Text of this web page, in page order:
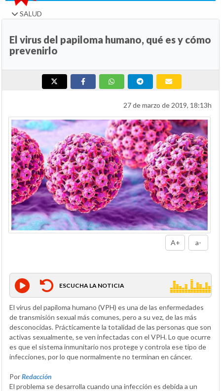
SALUD
El virus del papiloma humano, qué es y cómo
prevenirlo
27 de marzo de 2019, 18:13h
A+ a-
ESCUCHA LA NOTICIA
El virus del papiloma humano (VPH) es una de las enfermedades
de transmisión sexual más comunes, pero a su vez, de las más
desconocidas. Prácticamente la totalidad de las personas que son
activas sexualmente, se ven infectadas con el VPH. Lo que ocurre
es que el sistema inmunitario nos protege y controla ese tipo de
infecciones, por lo que normalmente no terminan en cáncer.
PorRedacción
El problema se desarrolla cuando una infección es debida a un